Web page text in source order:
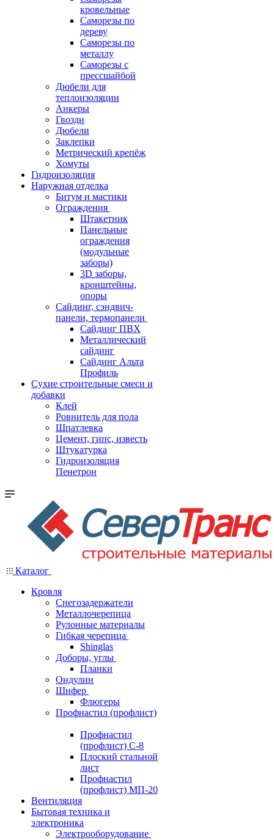
кровельные
Саморезы по
дереву
Саморезы по
металлу
Саморезы с
прессшайбой
Дюбели для
теплоизоляции
Анкеры
Гвозди
Дюбели
Заклепки
Метрический крепёж
Хомуты
Гидроизоляция
Наружная отделка
Битум и мастики
Ограждения
Штакетник
Панельные
ограждения
(модульные
заборы)
3D заборы,
кронштейны,
опоры
Cайдинг, сэндвич-
панели, термопанели
Сайдинг ПВХ
Металлический
сайдинг
Сайдинг Альта
Профиль
Сухие строительные смеси и
добавки
Клей
Ровнитель для пола
Шпатлевка
Цемент, гипс, известь
Штукатурка
Гидроизоляция
Пенетрон
Каталог
Кровля
Снегозадержатели
Металлочерепица
Рулонные материалы
Гибкая черепица
Shinglas
Доборы, углы
Планки
Ондулин
Шифер
Флюгеры
Профнастил (профлист)
Профнастил
(профлист) С-8
Плоский стальной
лист
Профнастил
(профлист) МП-20
Вентиляция
Бытовая техника и
электроника
Электрооборудование